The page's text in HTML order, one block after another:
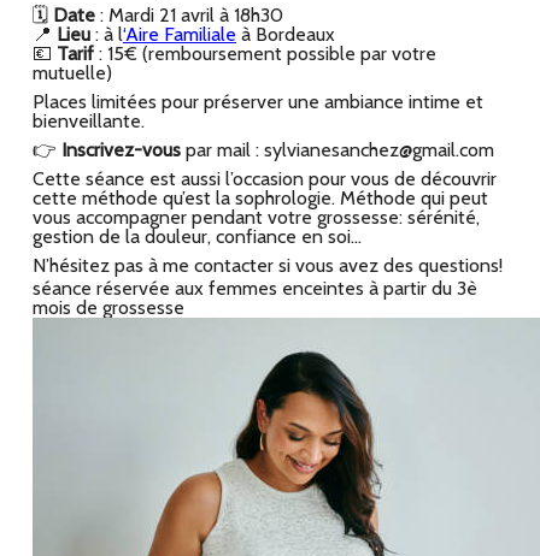
🗓 Date: Mardi 21 avril à 18h30
📍 Lieu: à l‘Aire Familiale à Bordeaux
💶 Tarif: 15€ (remboursement possible par votre
mutuelle)
Places limitées pour préserver une ambiance intime et
bienveillante.
👉 Inscrivez-vous par mail : sylvianesanchez@gmail.com
Cette séance est aussi l’occasion pour vous de découvrir
cette méthode qu’est la sophrologie. Méthode qui peut
vous accompagner pendant votre grossesse: sérénité,
gestion de la douleur, confiance en soi…
N’hésitez pas à me contacter si vous avez des questions!
séance réservée aux femmes enceintes à partir du 3è
mois de grossesse